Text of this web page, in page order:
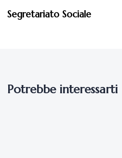
Segretariato Sociale
Potrebbe interessarti